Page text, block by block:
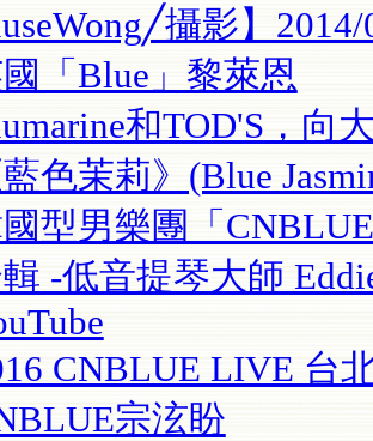
攝影】2014/
「Blue」黎萊恩
和TOD'S，向
藍色茉莉》(Blue
型男樂團「
-低音提琴大師
CNBLUE LIVE 台
宗泫盼